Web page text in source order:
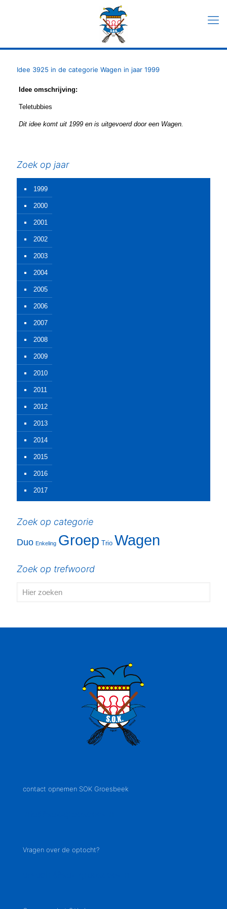
Idee 3925 in de categorie Wagen in jaar 1999
Idee omschrijving:
Teletubbies
Dit idee komt uit 1999 en is uitgevoerd door een Wagen.
Zoek op jaar
1999
2000
2001
2002
2003
2004
2005
2006
2007
2008
2009
2010
2011
2012
2013
2014
2015
2016
2017
Zoek op categorie
Duo Enkeling Groep Trio Wagen
Zoek op trefwoord
contact opnemen SOK Groesbeek
Vragen over de optocht?